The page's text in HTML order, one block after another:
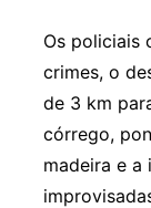
Os policiais
crimes, o
de 3 km
córrego,
madeira e a